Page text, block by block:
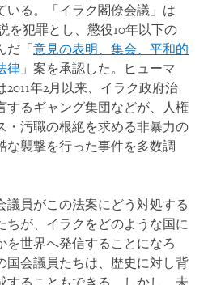
いる。「イラク閣僚会議」は
を犯罪とし、懲役10年以下の
だ「 意見の表明、集会、平和的
律 」案を承認した。ヒューマ
年2月以来、イラク政府治
するギャング集団などが、人権
・汚職の根絶を求める非暴力の
な襲撃を行った事件を多数調
議員がこの法案にどう対処する
ちが、イラクをどのような国に
を世界へ発信することになろ
国会議員たちは、歴史に対し背